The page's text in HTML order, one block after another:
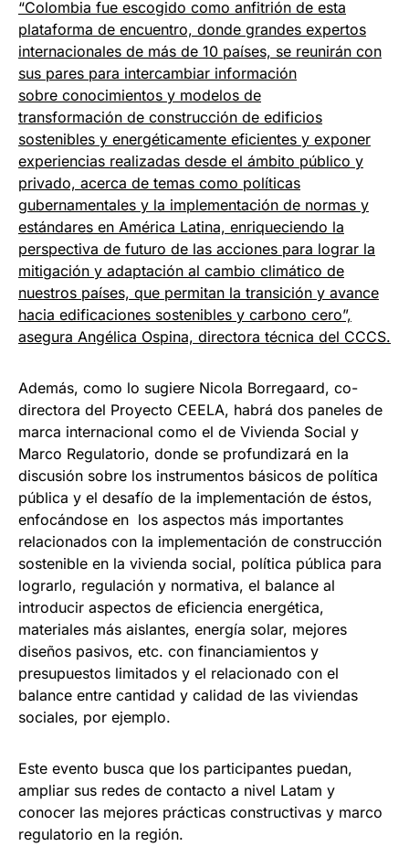
“Colombia fue escogido como anfitrión de esta
plataforma de encuentro, donde grandes expertos
internacionales de más de 10 países, se reunirán con
sus pares para intercambiar información
sobre conocimientos y modelos de
transformación de construcción de edificios
sostenibles y energéticamente eficientes y exponer
experiencias realizadas desde el ámbito público y
privado, acerca de temas como políticas
gubernamentales y la implementación de normas y
estándares en América Latina, enriqueciendo la
perspectiva de futuro de las acciones para lograr la
mitigación y adaptación al cambio climático de
nuestros países, que permitan la transición y avance
hacia edificaciones sostenibles y carbono cero”,
asegura Angélica Ospina, directora técnica del CCCS.
Además, como lo sugiere Nicola Borregaard, co-
directora del Proyecto CEELA, habrá dos paneles de
marca internacional como el de Vivienda Social y
Marco Regulatorio, donde se profundizará en la
discusión sobre los instrumentos básicos de política
pública y el desafío de la implementación de éstos,
enfocándose en los aspectos más importantes
relacionados con la implementación de construcción
sostenible en la vivienda social, política pública para
lograrlo, regulación y normativa, el balance al
introducir aspectos de eficiencia energética,
materiales más aislantes, energía solar, mejores
diseños pasivos, etc. con financiamientos y
presupuestos limitados y el relacionado con el
balance entre cantidad y calidad de las viviendas
sociales, por ejemplo.
Este evento busca que los participantes puedan,
ampliar sus redes de contacto a nivel Latam y
conocer las mejores prácticas constructivas y marco
regulatorio en la región.